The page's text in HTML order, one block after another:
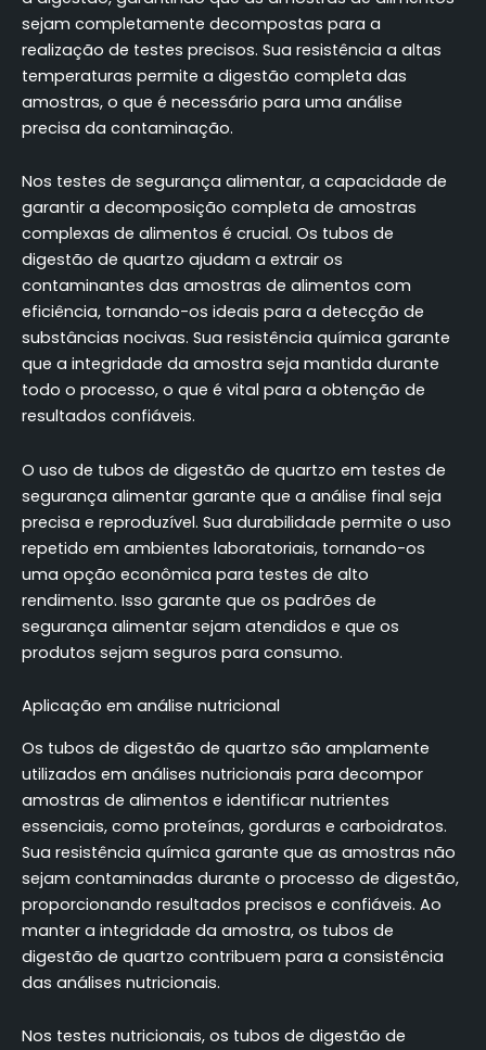
sejam completamente decompostas para a
realização de testes precisos. Sua resistência a altas
temperaturas permite a digestão completa das
amostras, o que é necessário para uma análise
precisa da contaminação.
Nos testes de segurança alimentar, a capacidade de
garantir a decomposição completa de amostras
complexas de alimentos é crucial. Os tubos de
digestão de quartzo ajudam a extrair os
contaminantes das amostras de alimentos com
eficiência, tornando-os ideais para a detecção de
substâncias nocivas. Sua resistência química garante
que a integridade da amostra seja mantida durante
todo o processo, o que é vital para a obtenção de
resultados confiáveis.
O uso de tubos de digestão de quartzo em testes de
segurança alimentar garante que a análise final seja
precisa e reproduzível. Sua durabilidade permite o uso
repetido em ambientes laboratoriais, tornando-os
uma opção econômica para testes de alto
rendimento. Isso garante que os padrões de
segurança alimentar sejam atendidos e que os
produtos sejam seguros para consumo.
Aplicação em análise nutricional
Os tubos de digestão de quartzo são amplamente
utilizados em análises nutricionais para decompor
amostras de alimentos e identificar nutrientes
essenciais, como proteínas, gorduras e carboidratos.
Sua resistência química garante que as amostras não
sejam contaminadas durante o processo de digestão,
proporcionando resultados precisos e confiáveis. Ao
manter a integridade da amostra, os tubos de
digestão de quartzo contribuem para a consistência
das análises nutricionais.
Nos testes nutricionais, os tubos de digestão de